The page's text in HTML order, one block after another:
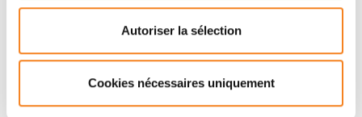
Autoriser la sélection
Cookies nécessaires uniquement